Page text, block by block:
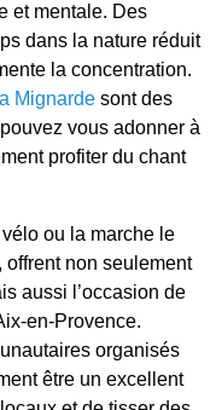
et mentale. Des
dans la nature réduit
la concentration.
Mignarde sont des
vous adonner à
profiter du chant
ou la marche le
offrent non seulement
aussi l’occasion de
en-Provence.
organisés
être un excellent